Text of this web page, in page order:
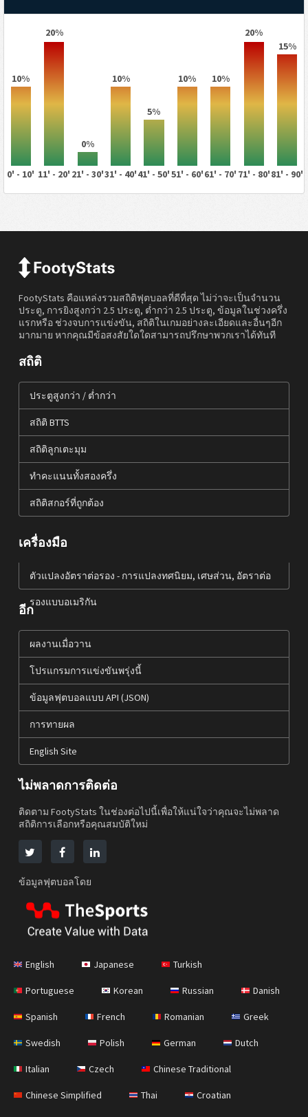
10%
20%
0%
10%
5%
10% 10%
20%
15%
0' - 10' 11' - 20' 21' - 30'31' - 40'41' - 50'51' - 60'61' - 70' 71' - 80'81' - 90'
FootyStats คือแหล่งรวมสถิติฟุตบอลที่ดีที่สุด ไม่ว่าจะเป็นจำนวน
ประตู, การยิงสูงกว่า 2.5 ประตู, ต่ำกว่า 2.5 ประตู, ข้อมูลในช่วงครึ่ง
แรกหรือ ช่วงจบการแข่งขัน, สถิติในเกมอย่างละเอียดและอื่นๆอีก
มากมาย หากคุณมีข้อสงสัยใดใดสามารถปรึกษาพวกเราได้ทันที
สถิติ
ประตูสูงกว่า / ต่ำกว่า
สถิติ BTTS
สถิติลูกเตะมุม
ทำคะแนนทั้งสองครึ่ง
สถิติสกอร์ที่ถูกต้อง
เครื่องมือ
ตัวแปลงอัตราต่อรอง - การแปลงทศนิยม, เศษส่วน, อัตราต่อ
รองแบบอเมริกัน
อีก
ผลงานเมื่อวาน
โปรแกรมการแข่งขันพรุ่งนี้
ข้อมูลฟุตบอลแบบ API (JSON)
การทายผล
English Site
ไม่พลาดการติดต่อ
ติดตาม FootyStats ในช่องต่อไปนี้เพื่อให้แน่ใจว่าคุณจะไม่พลาด
สถิติการเลือกหรือคุณสมบัติใหม่
ข้อมูลฟุตบอลโดย
English Japanese Turkish
Portuguese Korean Russian Danish
Spanish French Romanian Greek
Swedish Polish German Dutch
Italian Czech Chinese Traditional
Chinese Simplified Thai Croatian